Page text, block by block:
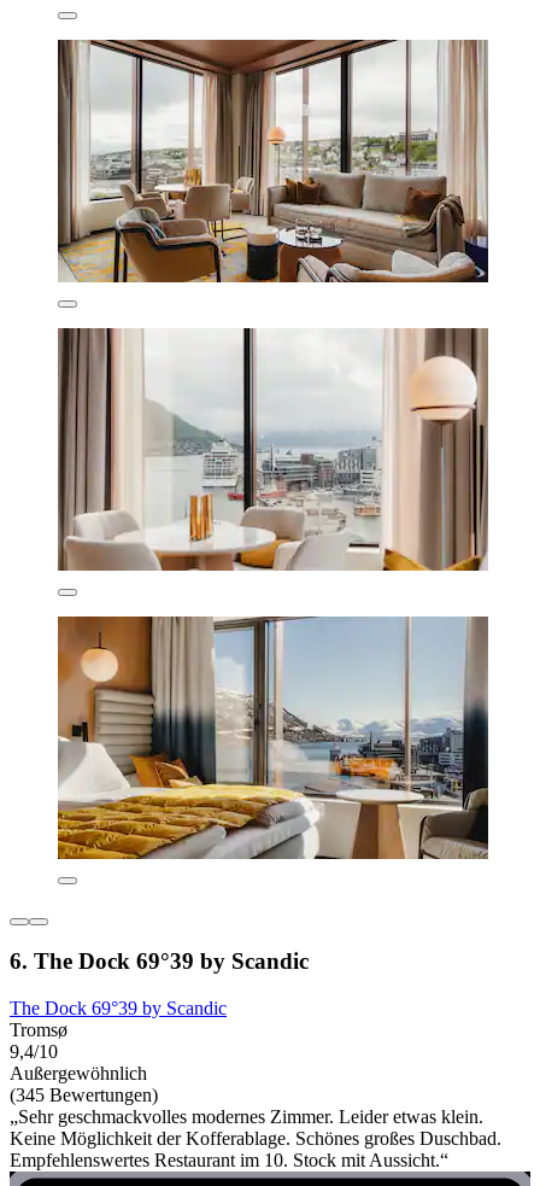
6. The Dock 69°39 by Scandic
The Dock 69°39 by Scandic
Tromsø
9,4/10
Außergewöhnlich
(345 Bewertungen)
„Sehr geschmackvolles modernes Zimmer. Leider etwas klein.
Keine Möglichkeit der Kofferablage. Schönes großes Duschbad.
Empfehlenswertes Restaurant im 10. Stock mit Aussicht.“